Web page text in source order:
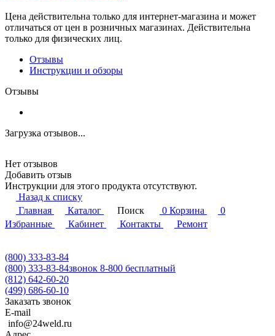
Цена действительна только для интернет-магазина и может
отличаться от цен в розничных магазинах. Действительна
только для физических лиц.
Отзывы
Инструкции и обзоры
Отзывы
Загрузка отзывов...
Нет отзывов
Добавить отзыв
Инструкции для этого продукта отсутствуют.
Назад к списку
Главная
Каталог Поиск 0 Корзина
0
Избранные
Кабинет Контакты Ремонт
(800) 333-83-84
(800) 333-83-84звонок 8-800 бесплатный
(812) 642-60-20
(499) 686-60-10
Заказать звонок
E-mail
info@24weld.ru